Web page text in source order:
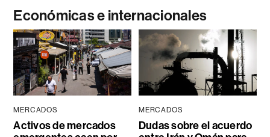
Económicas e internacionales
MERCADOS
Activos de mercados
MERCADOS
Dudas sobre el acuerdo